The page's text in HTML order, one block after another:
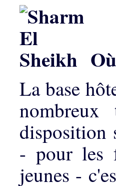
La base
- pour les
jeunes -